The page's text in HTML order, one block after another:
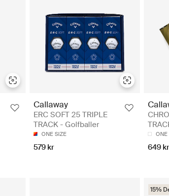
Callaway
ERC SOFT 25 TRIPLE
TRACK - Golfballer
ONE SIZE
579 kr
ONE
649 kr
15%